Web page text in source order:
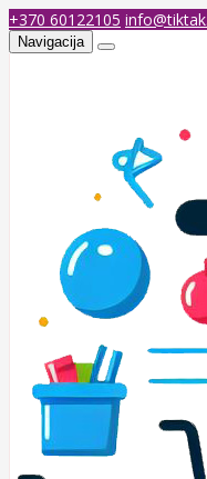
+370 60122105
Navigacija